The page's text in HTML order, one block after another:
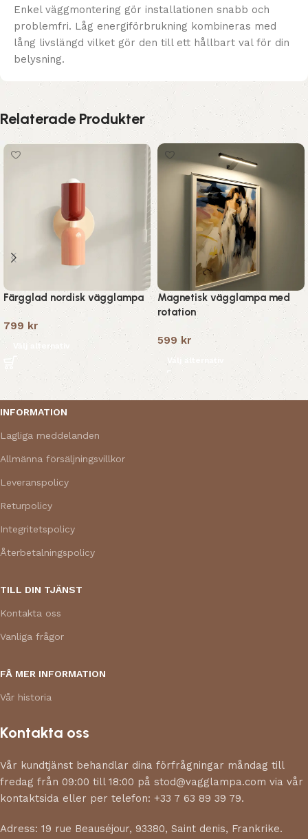
Enkel väggmontering gör installationen snabb och
problemfri. Låg energiförbrukning kombineras med
lång livslängd vilket gör den till ett hållbart val för din
belysning.
Relaterade Produkter
Färgglad nordisk vägglampa
799 kr
Välj alternativ
Magnetisk vägglampa med
rotation
599kr
Välj alternativ
Read More
INFORMATION
Lagliga meddelanden
Allmänna försäljningsvillkor
Leveranspolicy
Returpolicy
Integritetspolicy
Återbetalningspolicy
TILL DIN TJÄNST
Kontakta oss
Vanliga frågor
FÅ MER INFORMATION
Vår historia
Kontakta oss
Vår kundtjänst behandlar dina förfrågningar måndag till
fredag från 09:00 till 18:00 på stod@vagglampa.com via vår
kontaktsida eller per telefon: +33 7 63 89 39 79.
Adress: 19 rue Beauséjour, 93380, Saint denis, Frankrike.